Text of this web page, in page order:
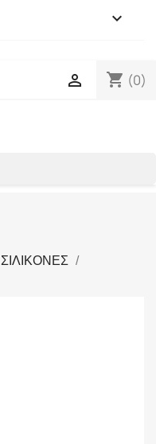

shopping_cart (0)

ΣΙΛΙΚΟΝΕΣ